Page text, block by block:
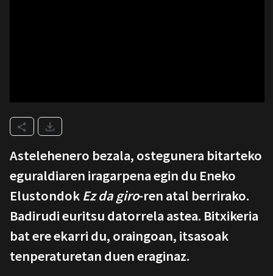
Astelehenero bezala, ostegunera bitarteko
eguraldiaren iragarpena egin du Eneko
Elustondok Ez da giro-ren atal berrirako.
Badirudi euritsu datorrela astea. Bitxikeria
bat ere ekarri du, oraingoan, itsasoak
tenperaturetan duen eraginaz.